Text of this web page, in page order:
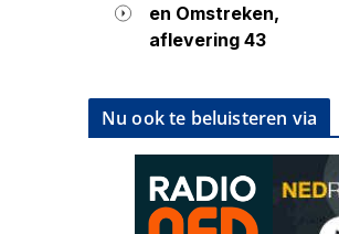
Nu ook te beluisteren via